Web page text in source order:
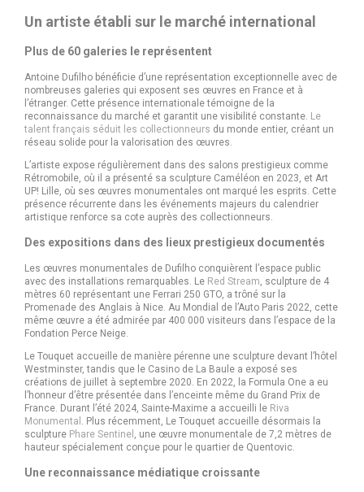
Un artiste établi sur le marché international
Plus de 60 galeries le représentent
Antoine Dufilho bénéficie d’une représentation exceptionnelle avec de
nombreuses galeries qui exposent ses œuvres en France et à
l’étranger. Cette présence internationale témoigne de la
reconnaissance du marché et garantit une visibilité constante. Le
talent français séduit les collectionneurs du monde entier, créant un
réseau solide pour la valorisation des œuvres.
L’artiste expose régulièrement dans des salons prestigieux comme
Rétromobile, où il a présenté sa sculpture Caméléon en 2023, et Art
UP! Lille, où ses œuvres monumentales ont marqué les esprits. Cette
présence récurrente dans les événements majeurs du calendrier
artistique renforce sa cote auprès des collectionneurs.
Des expositions dans des lieux prestigieux documentés
Les œuvres monumentales de Dufilho conquièrent l’espace public
avec des installations remarquables. Le Red Stream, sculpture de 4
mètres 60 représentant une Ferrari 250 GTO, a trôné sur la
Promenade des Anglais à Nice. Au Mondial de l’Auto Paris 2022, cette
même œuvre a été admirée par 400 000 visiteurs dans l’espace de la
Fondation Perce Neige.
Le Touquet accueille de manière pérenne une sculpture devant l’hôtel
Westminster, tandis que le Casino de La Baule a exposé ses
créations de juillet à septembre 2020. En 2022, la Formula One a eu
l’honneur d’être présentée dans l’enceinte même du Grand Prix de
France. Durant l’été 2024, Sainte-Maxime a accueilli le Riva
Monumental . Plus récemment, Le Touquet accueille désormais la
sculpture Phare Sentinel , une œuvre monumentale de 7,2 mètres de
hauteur spécialement conçue pour le quartier de Quentovic.
Une reconnaissance médiatique croissante